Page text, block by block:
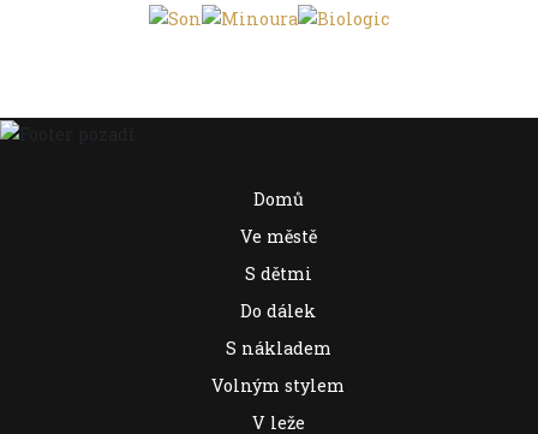
Domů
Ve městě
S dětmi
Do dálek
S nákladem
Volným stylem
V leže